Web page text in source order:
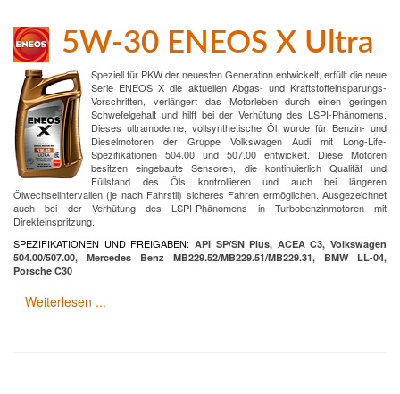
5W-30 ENEOS X Ultra
Speziell für PKW der neuesten Generation entwickelt, erfüllt die neue
Serie ENEOS X die aktuellen Abgas- und Kraftstoffeinsparungs-
Vorschriften, verlängert das Motorleben durch einen geringen
Schwefelgehalt und hilft bei der Verhütung des LSPI-Phänomens.
Dieses ultramoderne, vollsynthetische Öl wurde für Benzin- und
Dieselmotoren der Gruppe Volkswagen Audi mit Long-Life-
Spezifikationen 504.00 und 507.00 entwickelt. Diese Motoren
besitzen eingebaute Sensoren, die kontinuierlich Qualität und
Füllstand des Öls kontrollieren und auch bei längeren
Ölwechselintervallen (je nach Fahrstil) sicheres Fahren ermöglichen. Ausgezeichnet
auch bei der Verhütung des LSPI-Phänomens in Turbobenzinmotoren mit
Direkteinspritzung.
SPEZIFIKATIONEN UND FREIGABEN: API SP/SN Plus, ACEA C3, Volkswagen
504.00/507.00, Mercedes Benz MB229.52/MB229.51/MB229.31, BMW LL-04,
Porsche C30
Weiterlesen ...